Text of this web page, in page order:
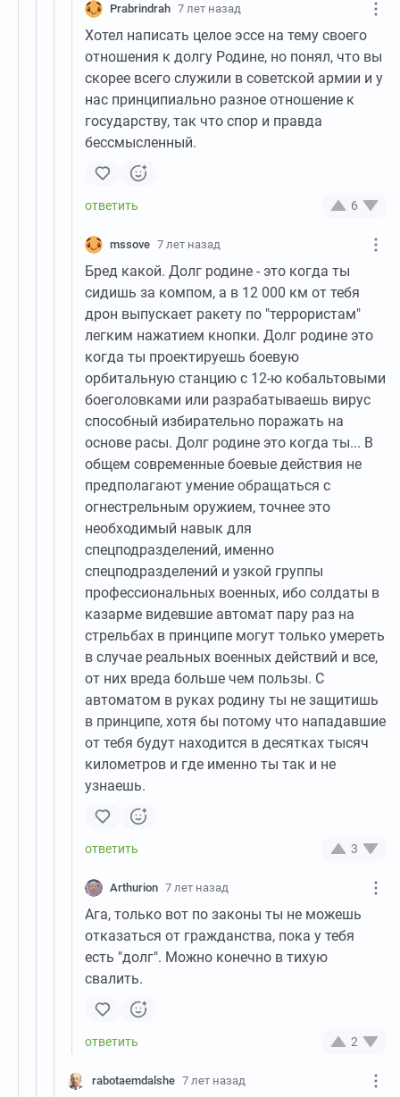
Prabrindrah 7 лет назад
Хотел написать целое эссе на тему своего
отношения к долгу Родине, но понял, что вы
скорее всего служили в советской армии и у
нас принципиально разное отношение к
государству, так что спор и правда
бессмысленный.
6
mssove 7 лет назад
Бред какой. Долг родине - это когда ты
сидишь за компом, а в 12 000 км от тебя
дрон выпускает ракету по "террористам"
легким нажатием кнопки. Долг родине это
когда ты проектируешь боевую
орбитальную станцию с 12-ю кобальтовыми
боеголовками или разрабатываешь вирус
способный избирательно поражать на
основе расы. Долг родине это когда ты... В
общем современные боевые действия не
предполагают умение обращаться с
огнестрельным оружием, точнее это
необходимый навык для
спецподразделений, именно
спецподразделений и узкой группы
профессиональных военных, ибо солдаты в
казарме видевшие автомат пару раз на
стрельбах в принципе могут только умереть
в случае реальных военных действий и все,
от них вреда больше чем пользы. С
автоматом в руках родину ты не защитишь
в принципе, хотя бы потому что нападавшие
от тебя будут находится в десятках тысяч
километров и где именно ты так и не
узнаешь.
3
Arthurion 7 лет назад
Ага, только вот по законы ты не можешь
отказаться от гражданства, пока у тебя
есть "долг". Можно конечно в тихую
свалить.
2
rabotaemdalshe 7 лет назад